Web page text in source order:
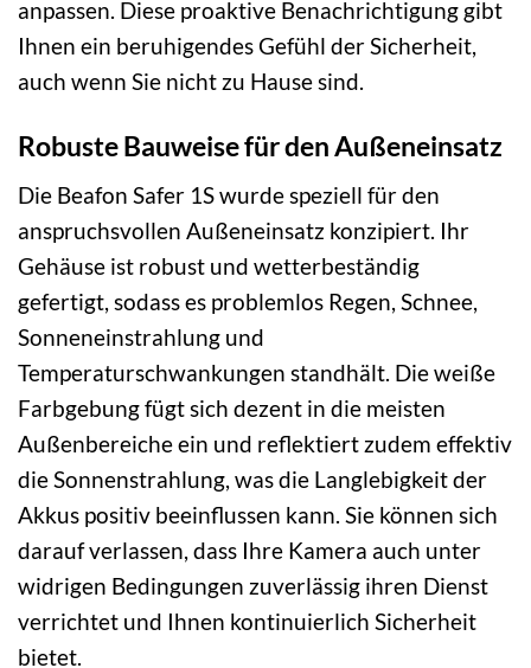
anpassen. Diese proaktive Benachrichtigung gibt
Ihnen ein beruhigendes Gefühl der Sicherheit,
auch wenn Sie nicht zu Hause sind.
Robuste Bauweise für den Außeneinsatz
Die Beafon Safer 1S wurde speziell für den
anspruchsvollen Außeneinsatz konzipiert. Ihr
Gehäuse ist robust und wetterbeständig
gefertigt, sodass es problemlos Regen, Schnee,
Sonneneinstrahlung und
Temperaturschwankungen standhält. Die weiße
Farbgebung fügt sich dezent in die meisten
Außenbereiche ein und reflektiert zudem effektiv
die Sonnenstrahlung, was die Langlebigkeit der
Akkus positiv beeinflussen kann. Sie können sich
darauf verlassen, dass Ihre Kamera auch unter
widrigen Bedingungen zuverlässig ihren Dienst
verrichtet und Ihnen kontinuierlich Sicherheit
bietet.